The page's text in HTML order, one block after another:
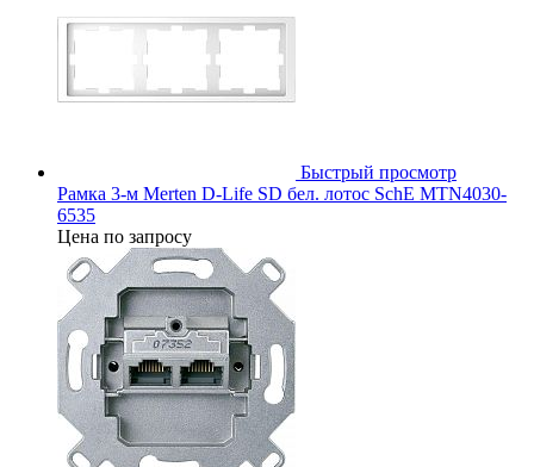
Быстрый просмотр
Рамка 3-м Merten D-Life SD бел. лотос SchE MTN4030-
6535
Цена по запросу